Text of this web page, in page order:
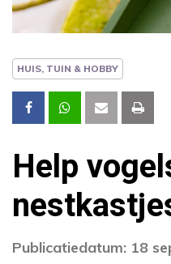
HUIS, TUIN & HOBBY
Help
Publicatiedatum: 18